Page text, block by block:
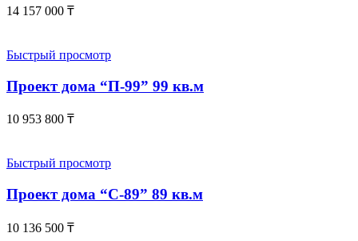
14 157 000 ₸
Быстрый просмотр
Проект дома “П-99” 99 кв.м
10 953 800 ₸
Быстрый просмотр
Проект дома “С-89” 89 кв.м
10 136 500 ₸